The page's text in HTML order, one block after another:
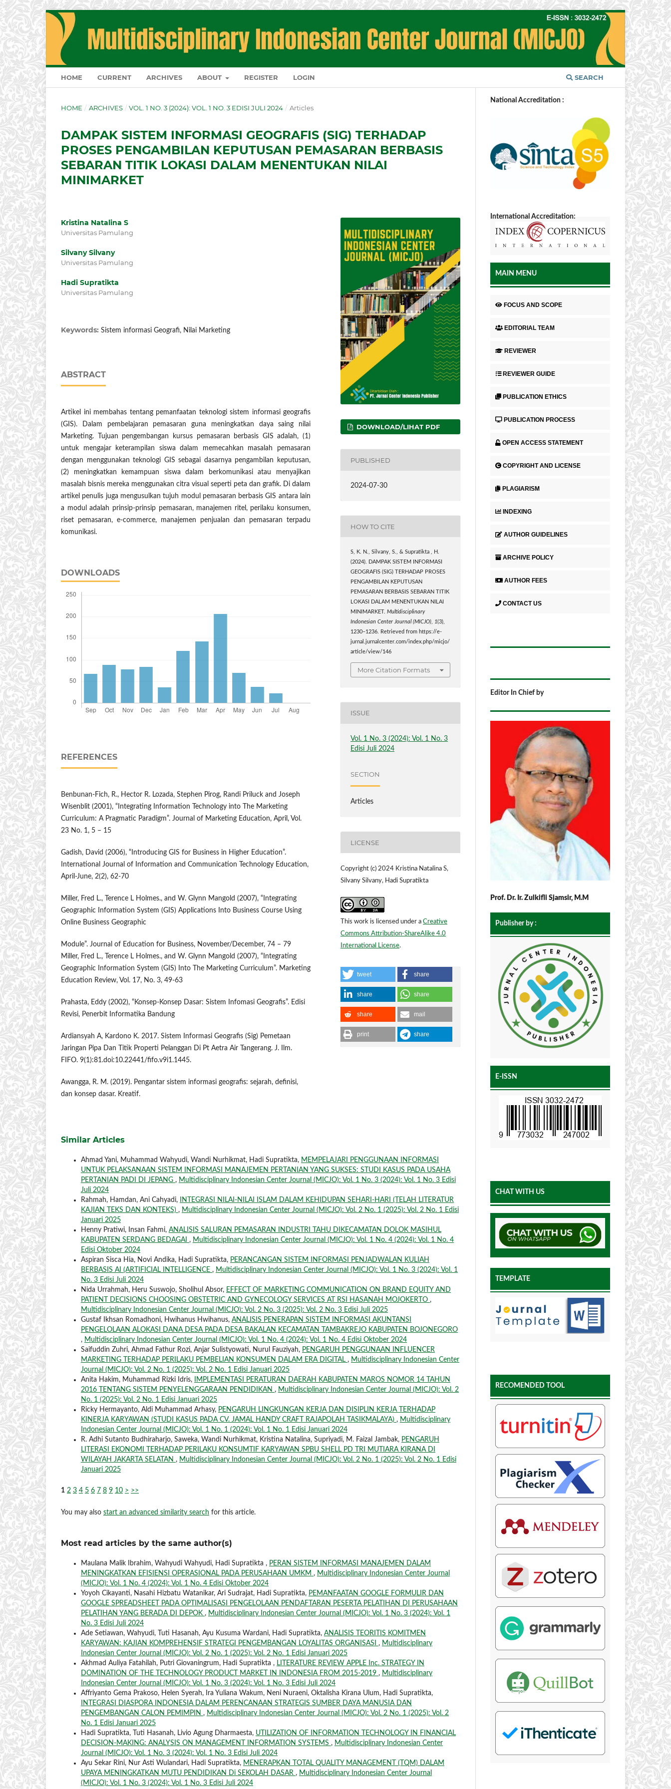
HOME CURRENT ARCHIVES ABOUT REGISTER LOGIN SEARCH
HOME / ARCHIVES / VOL. 1 NO. 3 (2024): VOL. 1 NO. 3 EDISI JULI 2024 / Articles
DAMPAK SISTEM INFORMASI GEOGRAFIS (SIG) TERHADAP
PROSES PENGAMBILAN KEPUTUSAN PEMASARAN BERBASIS
SEBARAN TITIK LOKASI DALAM MENENTUKAN NILAI
MINIMARKET
Kristina Natalina S
Universitas Pamulang
Silvany Silvany
Universitas Pamulang
Hadi Supratikta
Universitas Pamulang
Keywords: Sistem informasi Geografi, Nilai Marketing
ABSTRACT
Artikel ini membahas tentang pemanfaatan teknologi sistem informasi geografis
(GIS). Dalam pembelajaran pemasaran guna meningkatkan daya saing nilai
Marketing. Tujuan pengembangan kursus pemasaran berbasis GIS adalah, (1)
untuk mengajar keterampilan siswa dalam memecahkan masalah pemasaran
dengan menggunakan teknologi GIS sebagai dasarnya pengambilan keputusan,
(2) meningkatkan kemampuan siswa dalam berkomunikasi atau menyajikan
masalah bisnis mereka menggunakan citra visual seperti peta dan grafik. Di dalam
artikel penulis juga mengusulkan tujuh modul pemasaran berbasis GIS antara lain
a modul adalah prinsip-prinsip pemasaran, manajemen ritel, perilaku konsumen,
riset pemasaran, e-commerce, manajemen penjualan dan pemasaran terpadu
komunikasi.
DOWNLOADS
REFERENCES
Benbunan-Fich, R., Hector R. Lozada, Stephen Pirog, Randi Priluck and Joseph
Wisenblit (2001), “Integrating Information Technology into The Marketing
Curriculum: A Pragmatic Paradigm”. Journal of Marketing Education, April, Vol.
23 No. 1, 5 – 15
Gadish, David (2006), “Introducing GIS for Business in Higher Education”.
International Journal of Information and Communication Technology Education,
April-June, 2(2), 62-70
Miller, Fred L., Terence L Holmes., and W. Glynn Mangold (2007), “Integrating
Geographic Information System (GIS) Applications Into Business Course Using
Online Business Geographic
Module”. Journal of Education for Business, November/December, 74 – 79
Miller, Fred L., Terence L Holmes., and W. Glynn Mangold (2007), “Integrating
Geographic Information System (GIS) Into The Marketing Curriculum”. Marketing
Education Review, Vol. 17, No. 3, 49-63
Prahasta, Eddy (2002), “Konsep-Konsep Dasar: Sistem Infomasi Geografis”. Edisi
Revisi, Penerbit Informatika Bandung
Ardiansyah A, Kardono K. 2017. Sistem Informasi Geografis (Sig) Pemetaan
Jaringan Pipa Dan Titik Properti Pelanggan Di Pt Aetra Air Tangerang. J. Ilm.
FIFO. 9(1):81.doi:10.22441/fifo.v9i1.1445.
Awangga, R. M. (2019). Pengantar sistem informasi geografis: sejarah, definisi,
dan konsep dasar. Kreatif.
DOWNLOAD/LIHAT PDF
PUBLISHED
2024-07-30
HOW TO CITE
S, K. N., Silvany, S., & Supratikta , H.
(2024). DAMPAK SISTEM INFORMASI
GEOGRAFIS (SIG) TERHADAP PROSES
PENGAMBILAN KEPUTUSAN
PEMASARAN BERBASIS SEBARAN TITIK
LOKASI DALAM MENENTUKAN NILAI
MINIMARKET.Multidisciplinary
Indonesian Center Journal (MICJO), 1(3),
1230–1236. Retrieved from https://e-
jurnal.jurnalcenter.com/index.php/micjo/
article/view/146
More Citation Formats
ISSUE
Vol. 1 No. 3 (2024): Vol. 1 No. 3
Edisi Juli 2024
SECTION
Articles
LICENSE
Copyright (c) 2024 Kristina Natalina S,
Silvany Silvany, Hadi Supratikta
This work is licensed under a Creative
Commons Attribution-ShareAlike 4.0
International License.
tweet share
share share
share mail
print share
Similar Articles
Ahmad Yani, Muhammad Wahyudi, Wandi Nurhikmat, Hadi Supratikta, MEMPELAJARI PENGGUNAAN INFORMASI
UNTUK PELAKSANAAN SISTEM INFORMASI MANAJEMEN PERTANIAN YANG SUKSES: STUDI KASUS PADA USAHA
PERTANIAN PADI DI JEPANG , Multidisciplinary Indonesian Center Journal (MICJO): Vol. 1 No. 3 (2024): Vol. 1 No. 3 Edisi
Juli 2024
Rahmah, Hamdan, Ani Cahyadi,
INTEGRASI NILAI-NILAI ISLAM DALAM KEHIDUPAN SEHARI-HARI (TELAH LITERATUR
KAJIAN TEKS DAN KONTEKS) , Multidisciplinary Indonesian Center Journal (MICJO): Vol. 2 No. 1 (2025): Vol. 2 No. 1 Edisi
Januari 2025
Henny Pratiwi, Insan Fahmi, ANALISIS SALURAN PEMASARAN INDUSTRI TAHU DIKECAMATAN DOLOK MASIHUL
KABUPATEN SERDANG BEDAGAI , Multidisciplinary Indonesian Center Journal (MICJO): Vol. 1 No. 4 (2024): Vol. 1 No. 4
Edisi Oktober 2024
Aspiran Sisca Hia, Novi Andika, Hadi Supratikta, PERANCANGAN SISTEM INFORMASI PENJADWALAN KULIAH
BERBASIS AI (ARTIFICIAL INTELLIGENCE , Multidisciplinary Indonesian Center Journal (MICJO): Vol. 1 No. 3 (2024): Vol. 1
No. 3 Edisi Juli 2024
Nida Urrahmah, Heru Suswojo, Sholihul Absor, EFFECT OF MARKETING COMMUNICATION ON BRAND EQUITY AND
PATIENT DECISIONS CHOOSING OBSTETRIC AND GYNECOLOGY SERVICES AT RSI HASANAH MOJOKERTO ,
Multidisciplinary Indonesian Center Journal (MICJO): Vol. 2 No. 3 (2025): Vol. 2 No. 3 Edisi Juli 2025
Gustaf Ikhsan Romadhoni, Hwihanus Hwihanus, ANALISIS PENERAPAN SISTEM INFORMASI AKUNTANSI
PENGELOLAAN ALOKASI DANA DESA PADA DESA BAKALAN KECAMATAN TAMBAKREJO KABUPATEN BOJONEGORO
, Multidisciplinary Indonesian Center Journal (MICJO): Vol. 1 No. 4 (2024): Vol. 1 No. 4 Edisi Oktober 2024
Saifuddin Zuhri, Ahmad Fathur Rozi, Anjar Sulistyowati, Nurul Fauziyah, PENGARUH PENGGUNAAN INFLUENCER
MARKETING TERHADAP PERILAKU PEMBELIAN KONSUMEN DALAM ERA DIGITAL , Multidisciplinary Indonesian Center
Journal (MICJO): Vol. 2 No. 1 (2025): Vol. 2 No. 1 Edisi Januari 2025
Anita Hakim, Muhammad Rizki Idris,
IMPLEMENTASI PERATURAN DAERAH KABUPATEN MAROS NOMOR 14 TAHUN
2016 TENTANG SISTEM PENYELENGGARAAN PENDIDIKAN , Multidisciplinary Indonesian Center Journal (MICJO): Vol. 2
No. 1 (2025): Vol. 2 No. 1 Edisi Januari 2025
Ricky Hermayanto, Aldi Muhammad Arhasy, PENGARUH LINGKUNGAN KERJA DAN DISIPLIN KERJA TERHADAP
KINERJA KARYAWAN (STUDI KASUS PADA CV. JAMAL HANDY CRAFT RAJAPOLAH TASIKMALAYA) , Multidisciplinary
Indonesian Center Journal (MICJO): Vol. 1 No. 1 (2024): Vol. 1 No. 1 Edisi Januari 2024
R. Adhi Sutanto Budhiraharjo, Saweka, Wandi Nurhikmat, Kristina Natalina, Supriyadi, M. Faizal Jambak, PENGARUH
LITERASI EKONOMI TERHADAP PERILAKU KONSUMTIF KARYAWAN SPBU SHELL PD TRI MUTIARA KIRANA DI
WILAYAH JAKARTA SELATAN , Multidisciplinary Indonesian Center Journal (MICJO): Vol. 2 No. 1 (2025): Vol. 2 No. 1 Edisi
Januari 2025
1 2 3 4 5 6 7 8 9 10 > >>
You may also start an advanced similarity search for this article.
Most read articles by the same author(s)
Maulana Malik Ibrahim, Wahyudi Wahyudi, Hadi Supratikta , PERAN SISTEM INFORMASI MANAJEMEN DALAM
MENINGKATKAN EFISIENSI OPERASIONAL PADA PERUSAHAAN UMKM , Multidisciplinary Indonesian Center Journal
(MICJO): Vol. 1 No. 4 (2024): Vol. 1 No. 4 Edisi Oktober 2024
Yoyoh Cikayanti, Nasahi Hizbatu Watanikar, Ari Sudrajat, Hadi Supratikta, PEMANFAATAN GOOGLE FORMULIR DAN
GOOGLE SPREADSHEET PADA OPTIMALISASI PENGELOLAAN PENDAFTARAN PESERTA PELATIHAN DI PERUSAHAAN
PELATIHAN YANG BERADA DI DEPOK , Multidisciplinary Indonesian Center Journal (MICJO): Vol. 1 No. 3 (2024): Vol. 1
No. 3 Edisi Juli 2024
Ade Setiawan, Wahyudi, Tuti Hasanah, Ayu Kusuma Wardani, Hadi Supratikta, ANALISIS TEORITIS KOMITMEN
KARYAWAN: KAJIAN KOMPREHENSIF STRATEGI PENGEMBANGAN LOYALITAS ORGANISASI , Multidisciplinary
Indonesian Center Journal (MICJO): Vol. 2 No. 1 (2025): Vol. 2 No. 1 Edisi Januari 2025
Akhmad Auliya Fatahilah, Putri Giovaningrum, Hadi Supratikta , LITERATURE REVIEW APPLE Inc. STRATEGY IN
DOMINATION OF THE TECHNOLOGY PRODUCT MARKET IN INDONESIA FROM 2015-2019 , Multidisciplinary
Indonesian Center Journal (MICJO): Vol. 1 No. 3 (2024): Vol. 1 No. 3 Edisi Juli 2024
Affriyanto Gema Prakoso, Helen Syerah, Ira Yuliana Wakum, Neni Nuraeni, Oktalisha Kirana Ulum, Hadi Supratikta,
INTEGRASI DIASPORA INDONESIA DALAM PERENCANAAN STRATEGIS SUMBER DAYA MANUSIA DAN
PENGEMBANGAN CALON PEMIMPIN , Multidisciplinary Indonesian Center Journal (MICJO): Vol. 2 No. 1 (2025): Vol. 2
No. 1 Edisi Januari 2025
Hadi Supratikta, Tuti Hasanah, Livio Agung Dharmaesta, UTILIZATION OF INFORMATION TECHNOLOGY IN FINANCIAL
DECISION-MAKING: ANALYSIS ON MANAGEMENT INFORMATION SYSTEMS , Multidisciplinary Indonesian Center
Journal (MICJO): Vol. 1 No. 3 (2024): Vol. 1 No. 3 Edisi Juli 2024
Ayu Sekar Rini, Nur Asti Wulandari, Hadi Supratikta, MENERAPKAN TOTAL QUALITY MANAGEMENT (TQM) DALAM
UPAYA MENINGKATKAN MUTU PENDIDIKAN Di SEKOLAH DASAR , Multidisciplinary Indonesian Center Journal
(MICJO): Vol. 1 No. 3 (2024): Vol. 1 No. 3 Edisi Juli 2024
National Accreditation :
International Accreditation:
MAIN MENU
FOCUS AND SCOPE
EDITORIAL TEAM
REVIEWER
REVIEWER GUIDE
PUBLICATION ETHICS
PUBLICATION PROCESS
OPEN ACCESS STATEMENT
COPYRIGHT AND LICENSE
PLAGIARISM
INDEXING
AUTHOR GUIDELINES
ARCHIVE POLICY
AUTHOR FEES
CONTACT US
Editor In Chief by
Prof. Dr. Ir. Zulkifli Sjamsir, M.M
Publisher by :
E-ISSN
CHAT WITH US
TEMPLATE
RECOMENDED TOOL